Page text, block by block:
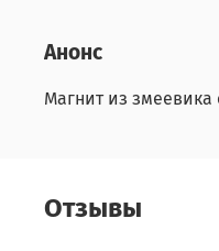
Анонс
Магнит из змеевика
Отзывы